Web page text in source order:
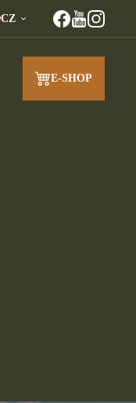
CZ
E-SHOP